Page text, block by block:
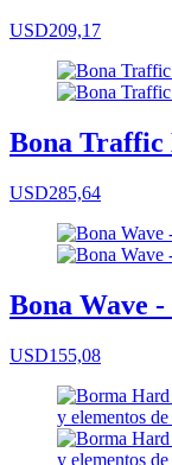
USD209,17
Bona Traffic
USD285,64
Bona Wave
USD155,08